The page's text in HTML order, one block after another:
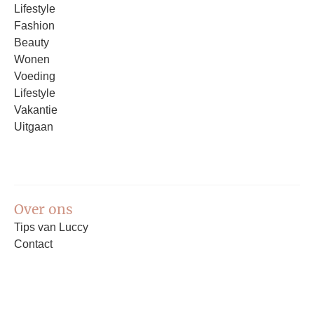
Lifestyle
Fashion
Beauty
Wonen
Voeding
Lifestyle
Vakantie
Uitgaan
Over ons
Tips van Luccy
Contact